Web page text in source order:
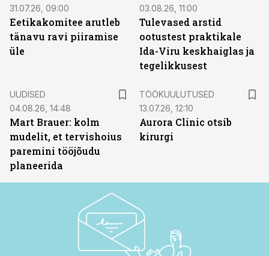
31.07.26, 09:00
Eetikakomitee arutleb
tänavu ravi piiramise
üle
03.08.26, 11:00
Tulevased arstid
ootustest praktikale
Ida-Viru keskhaiglas ja
tegelikkusest
UUDISED
04.08.26, 14:48
Mart Brauer: kolm
mudelit, et tervishoius
paremini tööjõudu
planeerida
TÖÖKUULUTUSED
13.07.26, 12:10
Aurora Clinic otsib
kirurgi